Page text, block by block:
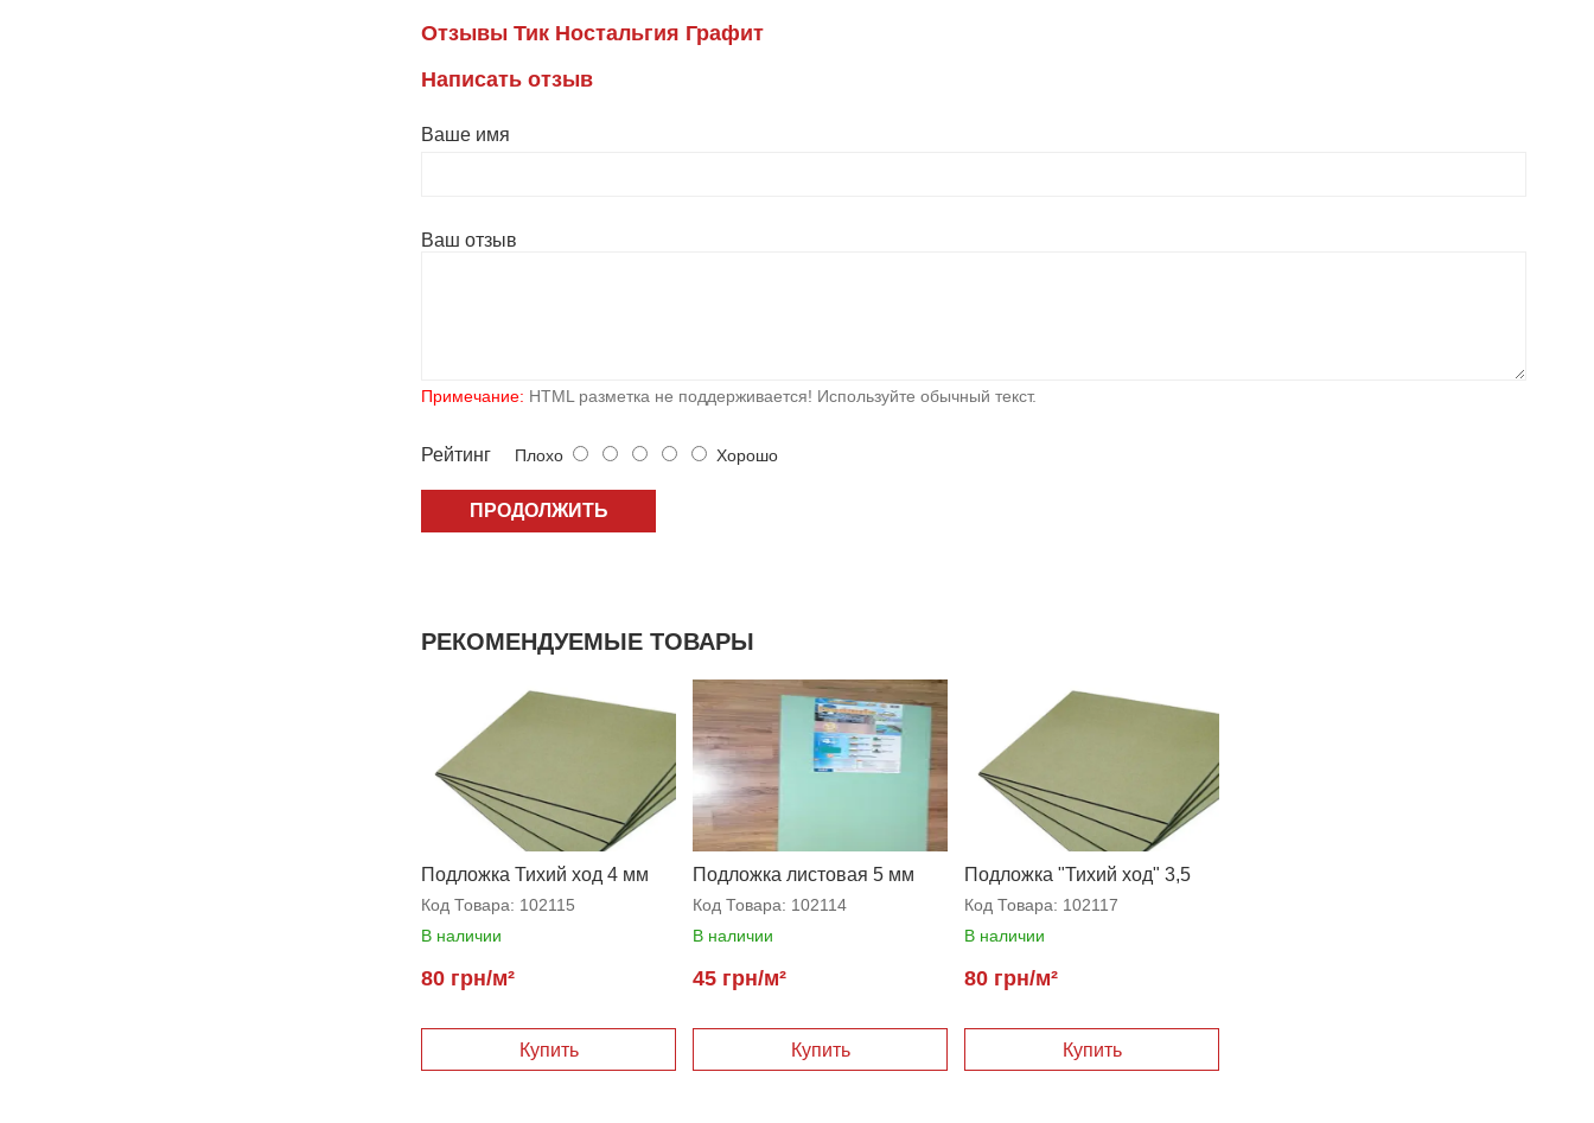
Отзывы Тик Ностальгия Графит
Написать отзыв
Ваше имя
Ваш отзыв
Примечание: HTML разметка не поддерживается! Используйте обычный текст.
Рейтинг Плохо Хорошо
ПРОДОЛЖИТЬ
РЕКОМЕНДУЕМЫЕ ТОВАРЫ
Подложка Тихий ход 4 мм
Код Товара: 102115
В наличии
80 грн/м²
Купить
Подложка листовая 5 мм
Код Товара: 102114
В наличии
45 грн/м²
Купить
Подложка "Тихий ход" 3,5
мм
Код Товара: 102117
В наличии
80 грн/м²
Купить